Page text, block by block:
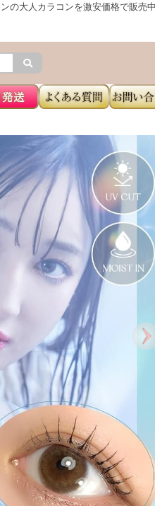
の大人カラコンを激安価格で販売